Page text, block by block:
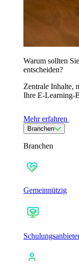
Warum sollten
entscheiden?
Zentrale Inhalte,
Ihre E-Learning-
Mehr erfahren
Branchen
Branchen
Gemeinnützig